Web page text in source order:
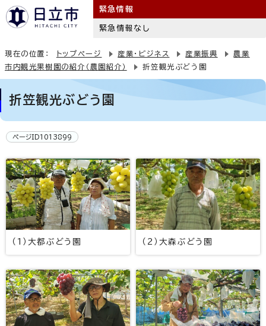
緊急情報
緊急情報なし
現在の位置： トップページ 産業・ビジネス 産業振興
農業
市内観光果樹園の紹介（農園紹介）
折笠観光ぶどう園
折笠観光ぶどう園
ページID1013899
（1）大都ぶどう園 （2）大森ぶどう園